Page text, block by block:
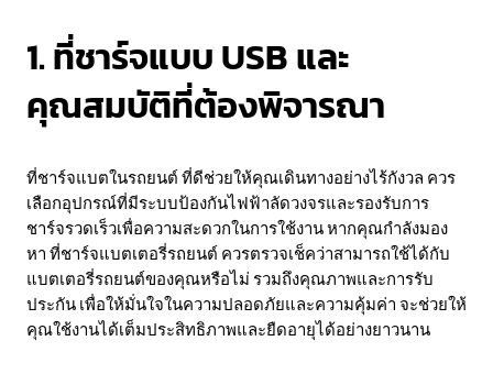
1. ที่ชาร์จแบบ USB และ
คุณสมบัติที่ต้องพิจารณา
ที่ชาร์จแบตในรถยนต์ ที่ดีช่วยให้คุณเดินทางอย่างไร้กังวล ควร
เลือกอุปกรณ์ที่มีระบบป้องกันไฟฟ้าลัดวงจรและรองรับการ
ชาร์จรวดเร็วเพื่อความสะดวกในการใช้งาน หากคุณกำลังมอง
หา ที่ชาร์จแบตเตอรี่รถยนต์ ควรตรวจเช็คว่าสามารถใช้ได้กับ
แบตเตอรี่รถยนต์ของคุณหรือไม่ รวมถึงคุณภาพและการรับ
ประกัน เพื่อให้มั่นใจในความปลอดภัยและความคุ้มค่า จะช่วยให้
คุณใช้งานได้เต็มประสิทธิภาพและยืดอายุได้อย่างยาวนาน